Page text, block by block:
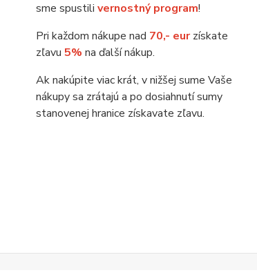
sme spustili vernostný program!
Pri každom nákupe nad 70,- eurzískate
zľavu 5% na ďalší nákup.
Ak nakúpite viac krát, v nižšej sume Vaše
nákupy sa zrátajú a po dosiahnutí sumy
stanovenej hranice získavate zľavu.